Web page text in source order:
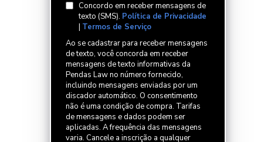
Concordo em receber mensagens de
texto (SMS). Política de Privacidade
| Termos de Serviço
Ao se cadastrar para receber mensagens
de texto, você concorda em receber
mensagens de texto informativas da
Pendas Law no número fornecido,
incluindo mensagens enviadas por um
discador automático. O consentimento
não é uma condição de compra. Tarifas
de mensagens e dados podem ser
aplicadas. A frequência das mensagens
varia. Cancele a inscrição a qualquer